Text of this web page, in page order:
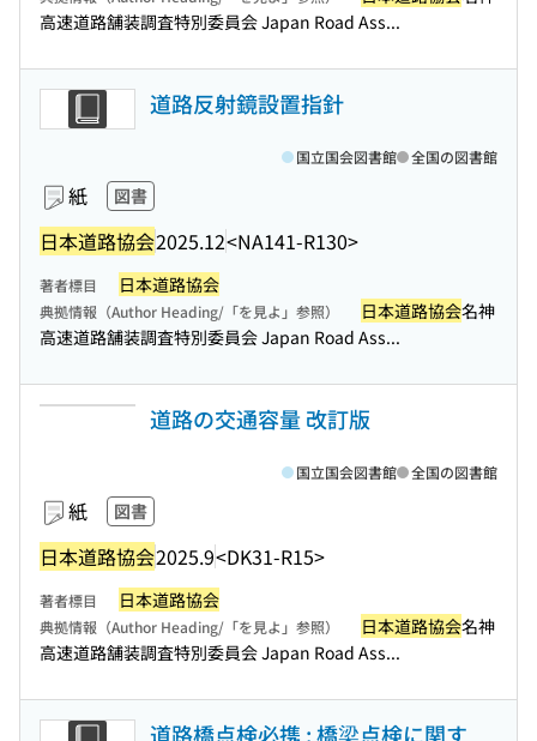
高速道路舗装調査特別委員会 Japan Road Ass...
道路反射鏡設置指針
紙 図書
日本道路協会2025.12<NA141-R130>
国立国会図書館 全国の図書館
著者標目 日本道路協会
典拠情報（Author Heading/「を見よ」参照） 日本道路協会名神
高速道路舗装調査特別委員会 Japan Road Ass...
道路の交通容量 改訂版
紙 図書
日本道路協会2025.9<DK31-R15>
国立国会図書館 全国の図書館
著者標目 日本道路協会
典拠情報（Author Heading/「を見よ」参照） 日本道路協会名神
高速道路舗装調査特別委員会 Japan Road Ass...
道路橋点検必携 : 橋梁点検に関す